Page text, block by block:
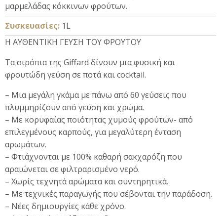
μαρμελάδας κόκκινων φρούτων.
Συσκευασίες: 1L
Η ΑΥΘΕΝΤΙΚΗ ΓΕΥΣΗ ΤΟΥ ΦΡΟΥΤΟΥ
Τα σιρόπια της Giffard δίνουν μια φυσική και
φρουτώδη γεύση σε ποτά και cocktail.
– Μια μεγάλη γκάμα με πάνω από 60 γεύσεις που
πλυμμηρίζουν από γεύση και χρώμα.
– Με κορυφαίας ποιότητας χυμούς φρούτων- από
επιλεγμένους καρπούς, για μεγαλύτερη ένταση
αρωμάτων.
– Φτιάχνονται με 100% καθαρή σακχαρόζη που
αραιώνεται σε φιλτραρισμένο νερό.
– Χωρίς τεχνητά αρώματα και συντηρητικά.
– Με τεχνικές παραγωγής που σέβονται την παράδοση.
– Νέες δημιουργίες κάθε χρόνο.